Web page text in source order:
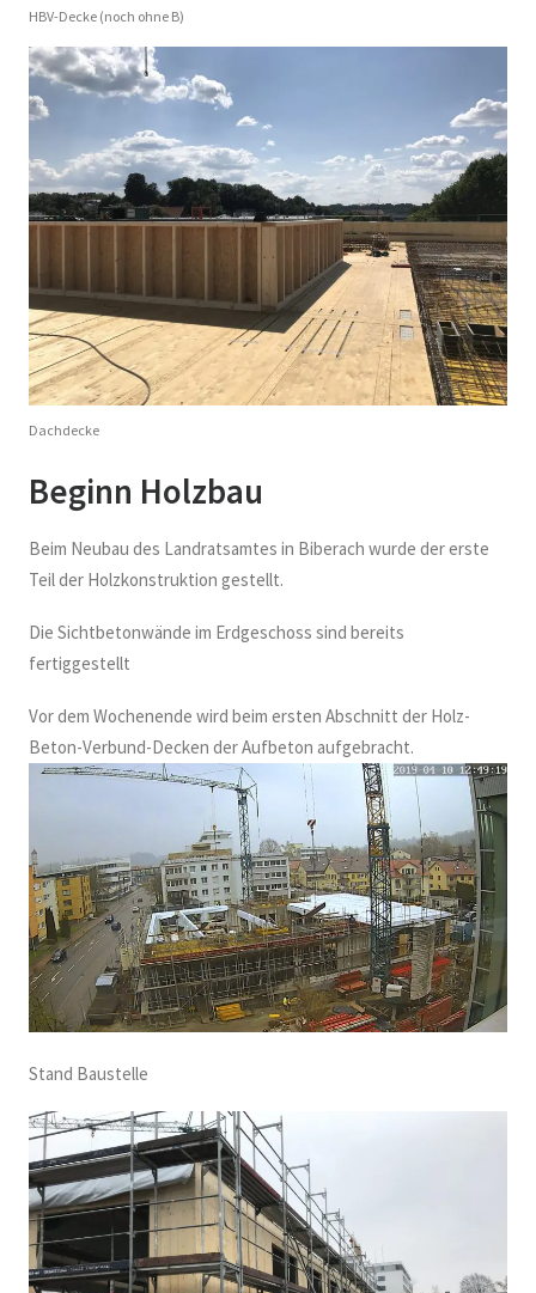
HBV-Decke (noch ohne B)
Dachdecke
Beginn Holzbau
Beim Neubau des Landratsamtes in Biberach wurde der erste
Teil der Holzkonstruktion gestellt.
Die Sichtbetonwände im Erdgeschoss sind bereits
fertiggestellt
Vor dem Wochenende wird beim ersten Abschnitt der Holz-
Beton-Verbund-Decken der Aufbeton aufgebracht.
Stand Baustelle